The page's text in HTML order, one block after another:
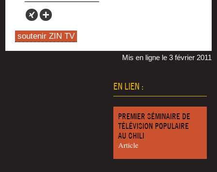
soutenir ZIN TV
Mis en ligne le 3 février 2011
EN LIEN :
PREMIER SÉMINAIRE DE
TÉLÉVISION POPULAIRE
AU CHILI
Article